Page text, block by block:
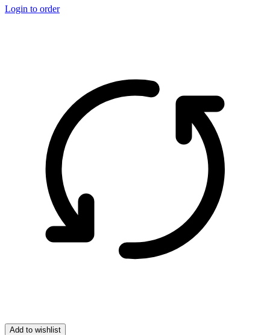
Login to order
Add to wishlist